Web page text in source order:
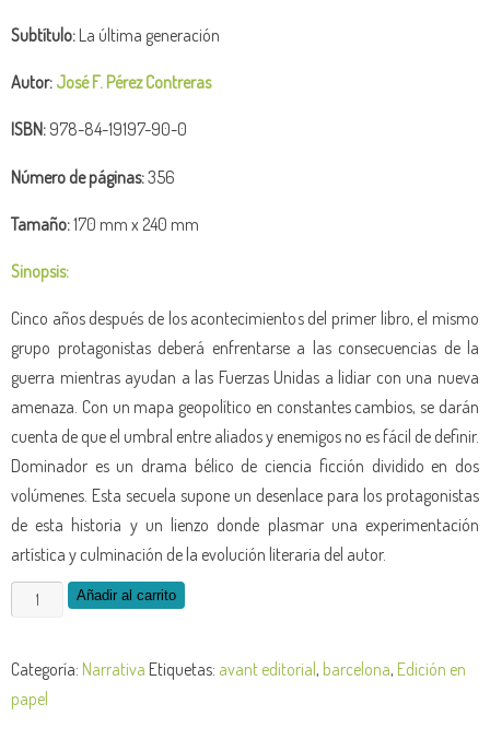
Subtítulo:La última generación
Autor:José F. Pérez Contreras
ISBN:978-84-19197-90-0
Número depáginas:356
Tamaño:170 mm x 240 mm
Sinopsis:
Cinco años después de los acontecimientos del primer libro, el mismo
grupo protagonistas deberá enfrentarse a las consecuencias de la
guerra mientras ayudan a las Fuerzas Unidas a lidiar con una nueva
amenaza. Con un mapa geopolítico en constantes cambios, se darán
cuenta de que el umbral entre aliados y enemigos no es fácil de definir.
Dominador es un drama bélico de ciencia ficción dividido en dos
volúmenes. Esta secuela supone un desenlace para los protagonistas
de esta historia y un lienzo donde plasmar una experimentación
artística y culminación de la evolución literaria del autor.
Dominador
edición
de
Añadir al carrito
Categoría: Narrativa Etiquetas: avant editorial, barcelona, Edición en
papel